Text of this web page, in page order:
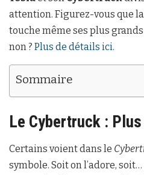
attention. Figurez-vous que
touche même ses plus
non ? Plus de détails ici.
Sommaire
Le Cybertruck :
Certains voient dans le
symbole. Soit on l’adore,